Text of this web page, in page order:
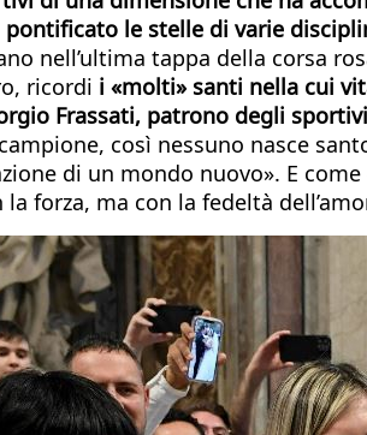
le stelle di varie
nell’ultima tappa della corsa
ricordi i «molti» santi nella cui
Frassati, patrono degli
così nessuno nasce
di un mondo nuovo». E
forza, ma con la fedeltà